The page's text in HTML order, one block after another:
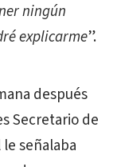
ningún
explicarme”.
después
Secretario de
señalaba